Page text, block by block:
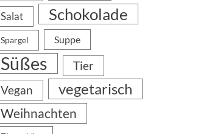
Salat Schokolade
Spargel Suppe
Süßes
Tier
Vegan
vegetarisch
Weihnachten